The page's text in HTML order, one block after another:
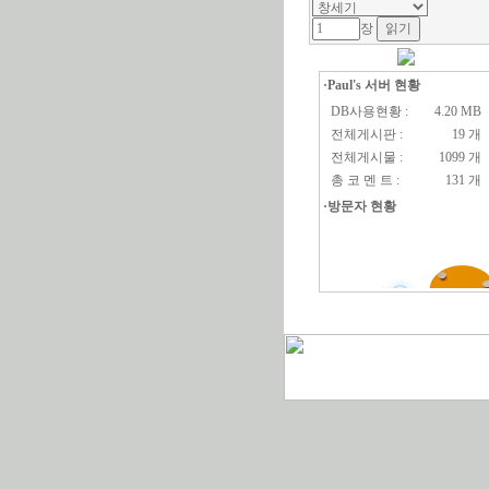
장
·Paul's 서버 현황
DB사용현황 :
4.20 MB
전체게시판 :
19 개
전체게시물 :
1099 개
총 코 멘 트 :
131 개
·방문자 현황